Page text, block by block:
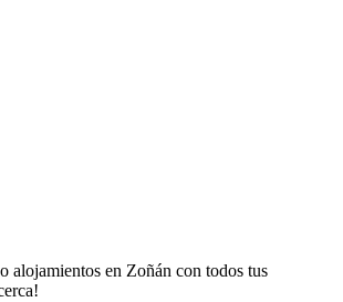
alojamientos en Zoñán con todos tus